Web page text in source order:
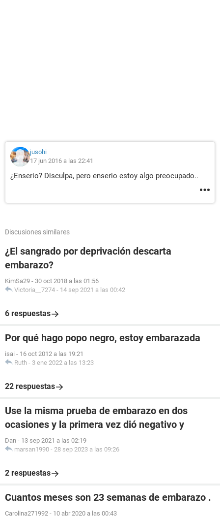
jusohi
17 jun 2016 a las 22:41
¿Enserio? Disculpa, pero enserio estoy algo preocupado..
Discusiones similares
¿El sangrado por deprivación descarta
embarazo?
KimSa29 - 30 oct 2018 a las 01:56
Victoria__7274 - 14 sep 2021 a las 00:42
6 respuestas
Por qué hago popo negro, estoy embarazada
isai - 16 oct 2012 a las 19:21
Ruth - 3 ene 2022 a las 13:23
22 respuestas
Use la misma prueba de embarazo en dos
ocasiones y la primera vez dió negativo y
Dan - 13 sep 2021 a las 02:19
marsan1990 - 28 sep 2023 a las 09:26
2 respuestas
Cuantos meses son 23 semanas de embarazo .
Carolina271992 - 10 abr 2020 a las 00:43